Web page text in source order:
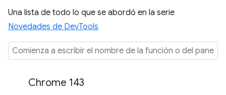
Una lista de todo lo que se abordó en la serie
Novedades de DevTools
Chrome 143